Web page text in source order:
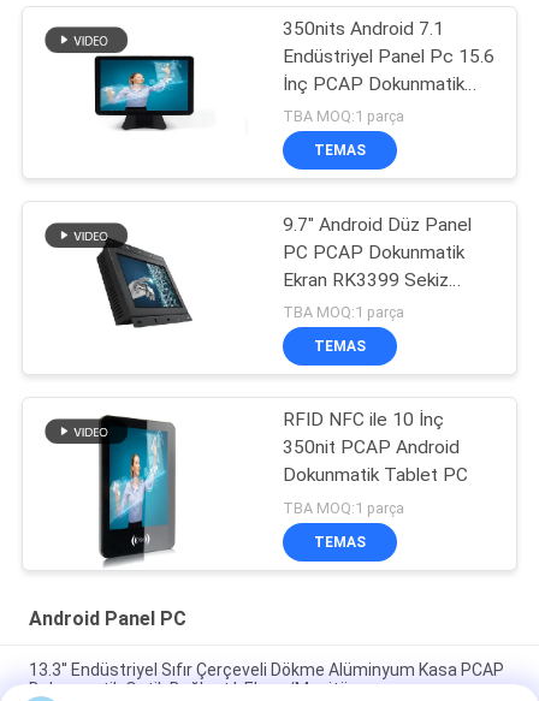
350nits Android 7.1
Endüstriyel Panel Pc 15.6
İnç PCAP Dokunmatik
Ekran
TBA MOQ:1 parça
TEMAS
9.7" Android Düz Panel
PC PCAP Dokunmatik
Ekran RK3399 Sekiz
Çekirdekli Açık Çerçeve
TBA MOQ:1 parça
TEMAS
RFID NFC ile 10 İnç
350nit PCAP Android
Dokunmatik Tablet PC
TBA MOQ:1 parça
TEMAS
Android Panel PC
13.3'' Endüstriyel Sıfır Çerçeveli Dökme Alüminyum Kasa PCAP
Dokunmatik Optik Bağlantılı Ekran/Monitör